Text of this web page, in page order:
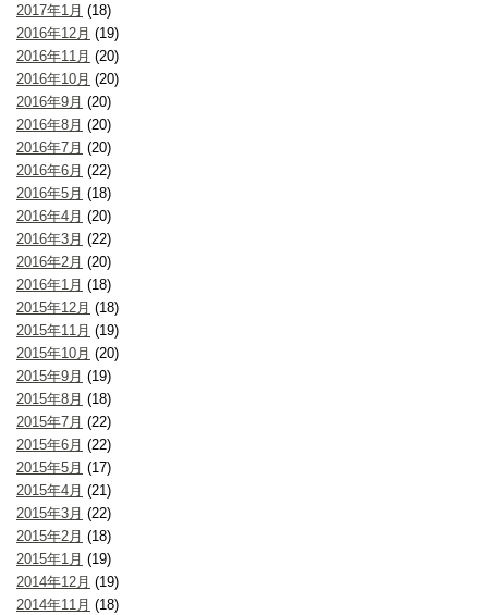
2017年1月 (18)
2016年12月 (19)
2016年11月 (20)
2016年10月 (20)
2016年9月 (20)
2016年8月 (20)
2016年7月 (20)
2016年6月 (22)
2016年5月 (18)
2016年4月 (20)
2016年3月 (22)
2016年2月 (20)
2016年1月 (18)
2015年12月 (18)
2015年11月 (19)
2015年10月 (20)
2015年9月 (19)
2015年8月 (18)
2015年7月 (22)
2015年6月 (22)
2015年5月 (17)
2015年4月 (21)
2015年3月 (22)
2015年2月 (18)
2015年1月 (19)
2014年12月 (19)
2014年11月 (18)